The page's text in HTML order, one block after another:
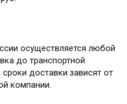
осуществляется любой
до транспортной
доставки зависят от
компании.